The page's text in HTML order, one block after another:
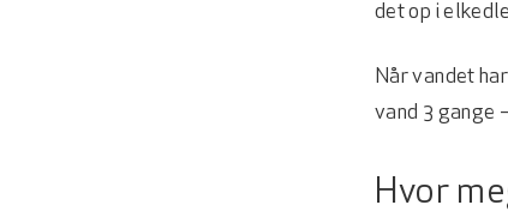
det op i
Når vandet
vand 3 gange
Hvor